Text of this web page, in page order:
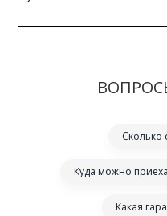
Сколько
Куда можно
Какая